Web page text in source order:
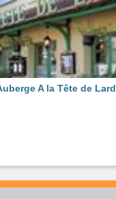
A la Tête de Lard